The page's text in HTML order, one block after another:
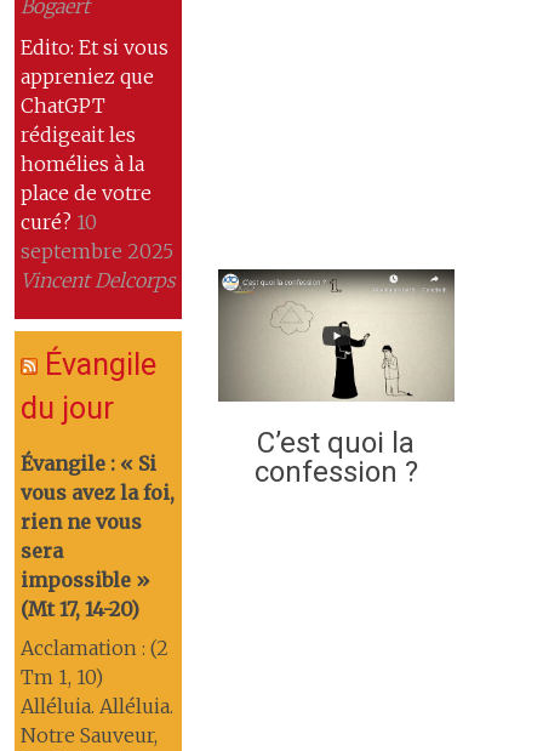
Bogaert
Edito: Et si vous
appreniez que
ChatGPT
rédigeait les
homélies à la
place de votre
curé? 10
septembre 2025
Vincent Delcorps
Évangile
du jour
Évangile : « Si
vous avez la foi,
rien ne vous
sera
impossible »
(Mt 17, 14-20)
Acclamation : (2
Tm 1, 10)
Alléluia. Alléluia.
Notre Sauveur,
C’est quoi la
confession ?